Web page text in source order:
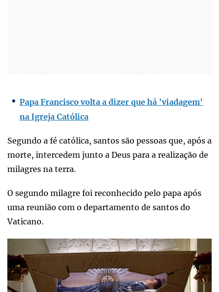
Papa Francisco volta a dizer que há 'viadagem'
na Igreja Católica
Segundo a fé católica, santos são pessoas que, após a
morte, intercedem junto a Deus para a realização de
milagres na terra.
O segundo milagre foi reconhecido pelo papa após
uma reunião com o departamento de santos do
Vaticano.